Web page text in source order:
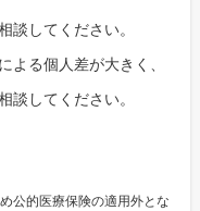
談してください。
よる個人差が大きく、
談してください。
公的医療保険の適用外とな